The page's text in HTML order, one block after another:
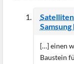
[…] einen
Baustein